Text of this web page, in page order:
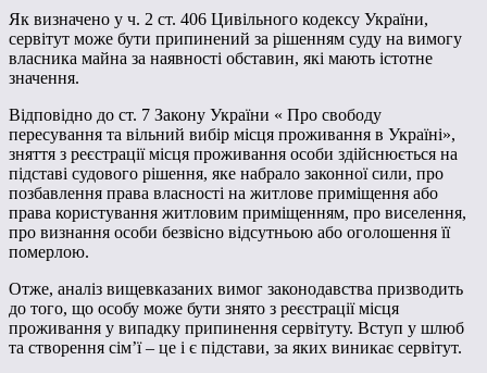
Як визначено у ч. 2 ст. 406 Цивільного кодексу України,
сервітут може бути припинений за рішенням суду на вимогу
власника майна за наявності обставин, які мають істотне
значення.
Відповідно до ст. 7 Закону України « Про свободу
пересування та вільний вибір місця проживання в Україні»,
зняття з реєстрації місця проживання особи здійснюється на
підставі судового рішення, яке набрало законної сили, про
позбавлення права власності на житлове приміщення або
права користування житловим приміщенням, про виселення,
про визнання особи безвісно відсутньою або оголошення її
померлою.
Отже, аналіз вищевказаних вимог законодавства призводить
до того, що особу може бути знято з реєстрації місця
проживання у випадку припинення сервітуту. Вступ у шлюб
та створення сім’ї – це і є підстави, за яких виникає сервітут.